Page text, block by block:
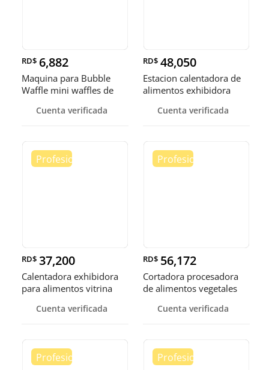
RD$ 6,882
Maquina para Bubble
Waffle mini waffles de
Cuenta verificada
RD$ 48,050
Estacion calentadora de
alimentos exhibidora
Cuenta verificada
RD$ 37,200
Calentadora exhibidora
para alimentos vitrina
Cuenta verificada
RD$ 56,172
Cortadora procesadora
de alimentos vegetales
Cuenta verificada